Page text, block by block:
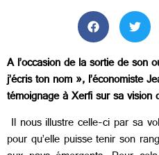
A l’occasion de la sortie de son
j’écris ton nom », l’économiste
témoignage à Xerfi sur sa vision
Il nous illustre celle-ci par sa
pour qu’elle puisse tenir son